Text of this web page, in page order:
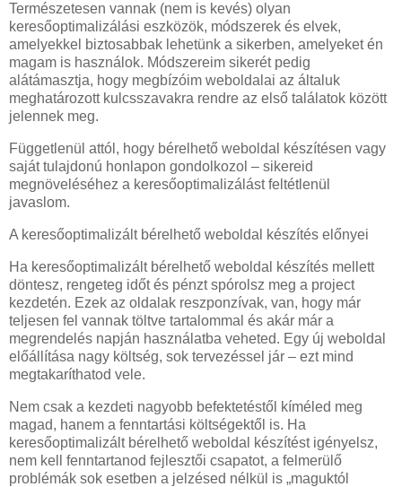
Természetesen vannak (nem is kevés) olyan
keresőoptimalizálási eszközök, módszerek és elvek,
amelyekkel biztosabbak lehetünk a sikerben, amelyeket én
magam is használok. Módszereim sikerét pedig
alátámasztja, hogy megbízóim weboldalai az általuk
meghatározott kulcsszavakra rendre az első találatok között
jelennek meg.
Függetlenül attól, hogy bérelhető weboldal készítésen vagy
saját tulajdonú honlapon gondolkozol – sikereid
megnöveléséhez a keresőoptimalizálást feltétlenül
javaslom.
A keresőoptimalizált bérelhető weboldal készítés előnyei
Ha keresőoptimalizált bérelhető weboldal készítés mellett
döntesz, rengeteg időt és pénzt spórolsz meg a project
kezdetén. Ezek az oldalak reszponzívak, van, hogy már
teljesen fel vannak töltve tartalommal és akár már a
megrendelés napján használatba veheted. Egy új weboldal
előállítása nagy költség, sok tervezéssel jár – ezt mind
megtakaríthatod vele.
Nem csak a kezdeti nagyobb befektetéstől kíméled meg
magad, hanem a fenntartási költségektől is. Ha
keresőoptimalizált bérelhető weboldal készítést igényelsz,
nem kell fenntartanod fejlesztői csapatot, a felmerülő
problémák sok esetben a jelzésed nélkül is „maguktól